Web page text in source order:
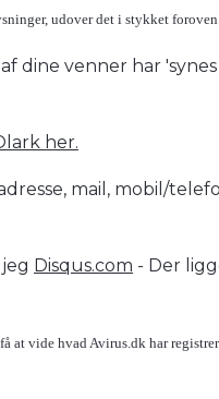
udover det i stykket
dine venner har
her.
mail, mobil/
Disqus.com - Der
at vide hvad Avirus.dk har